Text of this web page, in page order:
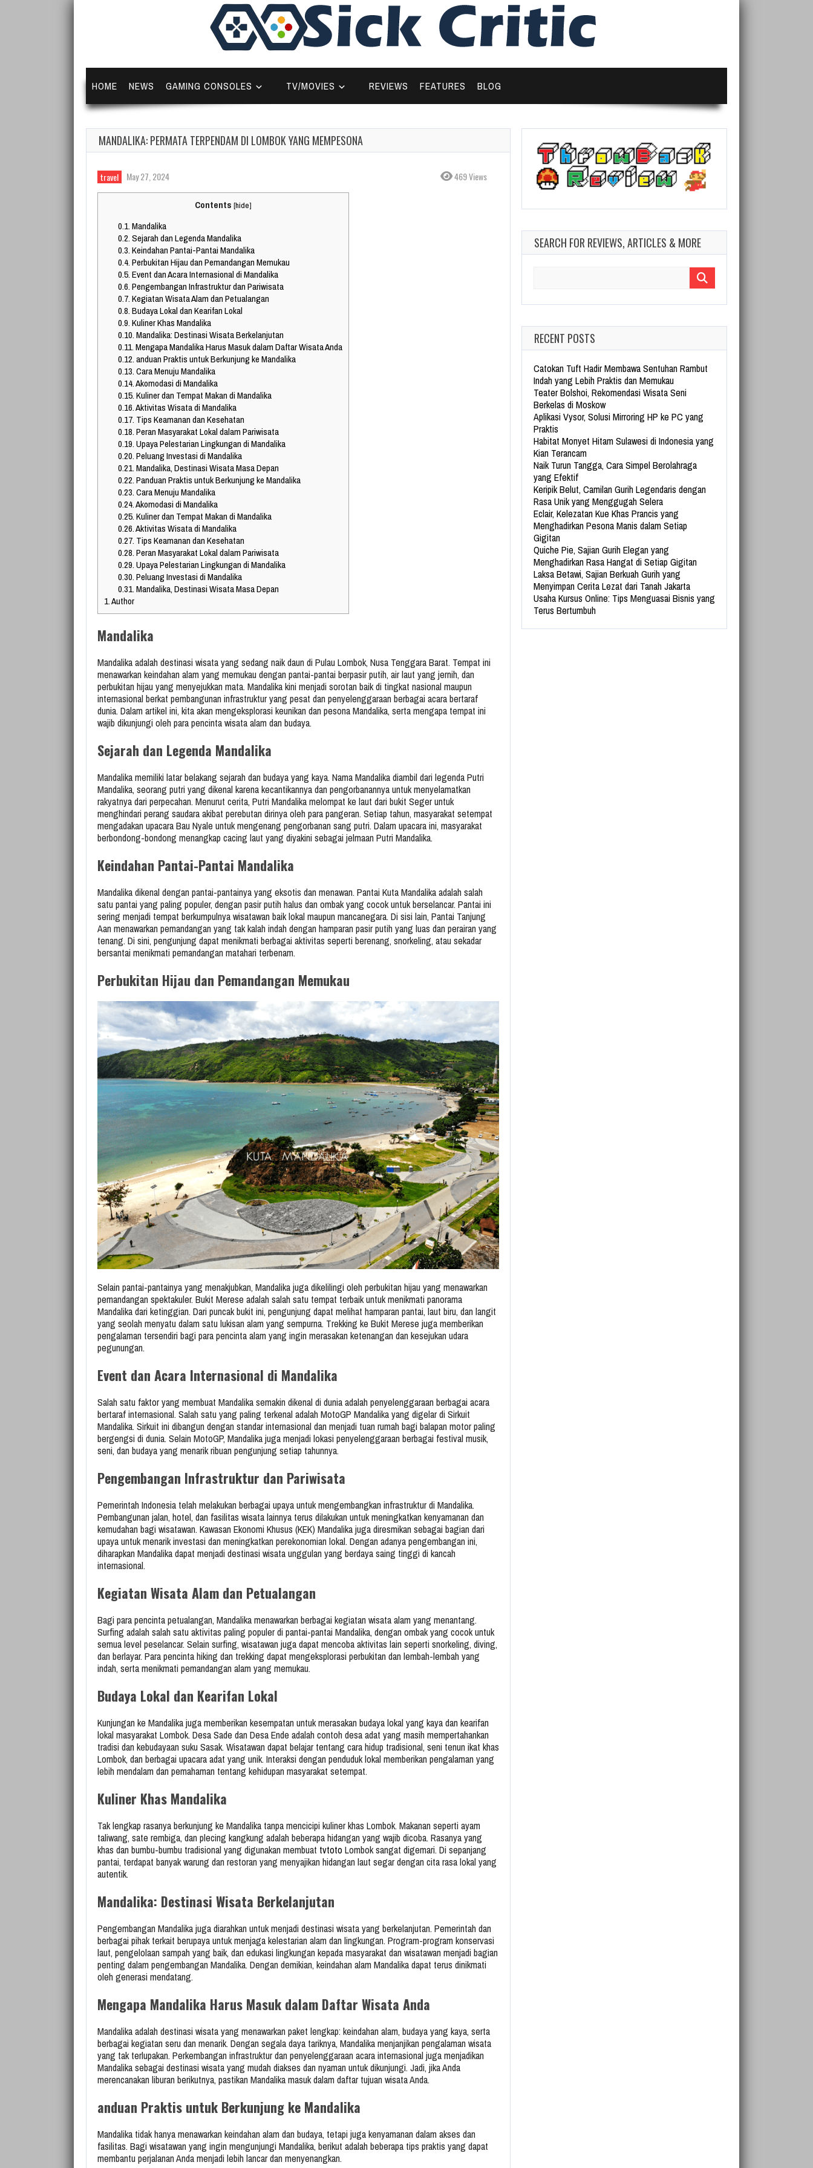
HOME NEWS GAMING CONSOLES TV/MOVIES REVIEWS FEATURES BLOG
MANDALIKA: PERMATA TERPENDAM DI LOMBOK YANG MEMPESONA
travel May 27, 2024 469 Views
Contents [hide]
0.1.Mandalika
0.2.Sejarah dan Legenda Mandalika
0.3.Keindahan Pantai-Pantai Mandalika
0.4.Perbukitan Hijau dan Pemandangan Memukau
0.5.Event dan Acara Internasional di Mandalika
0.6.Pengembangan Infrastruktur dan Pariwisata
0.7.Kegiatan Wisata Alam dan Petualangan
0.8.Budaya Lokal dan Kearifan Lokal
0.9.Kuliner Khas Mandalika
0.10.Mandalika: Destinasi Wisata Berkelanjutan
0.11.Mengapa Mandalika Harus Masuk dalam Daftar Wisata Anda
0.12.anduan Praktis untuk Berkunjung ke Mandalika
0.13.Cara Menuju Mandalika
0.14.Akomodasi di Mandalika
0.15.Kuliner dan Tempat Makan di Mandalika
0.16.Aktivitas Wisata di Mandalika
0.17. Tips Keamanan dan Kesehatan
0.18.Peran Masyarakat Lokal dalam Pariwisata
0.19.Upaya Pelestarian Lingkungan di Mandalika
0.20.Peluang Investasi di Mandalika
0.21.Mandalika, Destinasi Wisata Masa Depan
0.22.Panduan Praktis untuk Berkunjung ke Mandalika
0.23.Cara Menuju Mandalika
0.24.Akomodasi di Mandalika
0.25.Kuliner dan Tempat Makan di Mandalika
0.26.Aktivitas Wisata di Mandalika
0.27. Tips Keamanan dan Kesehatan
0.28.Peran Masyarakat Lokal dalam Pariwisata
0.29.Upaya Pelestarian Lingkungan di Mandalika
0.30.Peluang Investasi di Mandalika
0.31.Mandalika, Destinasi Wisata Masa Depan
1.Author
Mandalika
Mandalika adalah destinasi wisata yang sedang naik daun di Pulau Lombok, Nusa Tenggara Barat. Tempat ini
menawarkan keindahan alam yang memukau dengan pantai-pantai berpasir putih, air laut yang jernih, dan
perbukitan hijau yang menyejukkan mata. Mandalika kini menjadi sorotan baik di tingkat nasional maupun
internasional berkat pembangunan infrastruktur yang pesat dan penyelenggaraan berbagai acara bertaraf
dunia. Dalam artikel ini, kita akan mengeksplorasi keunikan dan pesona Mandalika, serta mengapa tempat ini
wajib dikunjungi oleh para pencinta wisata alam dan budaya.
Sejarah dan Legenda Mandalika
Mandalika memiliki latar belakang sejarah dan budaya yang kaya. Nama Mandalika diambil dari legenda Putri
Mandalika, seorang putri yang dikenal karena kecantikannya dan pengorbanannya untuk menyelamatkan
rakyatnya dari perpecahan. Menurut cerita, Putri Mandalika melompat ke laut dari bukit Seger untuk
menghindari perang saudara akibat perebutan dirinya oleh para pangeran. Setiap tahun, masyarakat setempat
mengadakan upacara Bau Nyale untuk mengenang pengorbanan sang putri. Dalam upacara ini, masyarakat
berbondong-bondong menangkap cacing laut yang diyakini sebagai jelmaan Putri Mandalika.
Keindahan Pantai-Pantai Mandalika
Mandalika dikenal dengan pantai-pantainya yang eksotis dan menawan. Pantai Kuta Mandalika adalah salah
satu pantai yang paling populer, dengan pasir putih halus dan ombak yang cocok untuk berselancar. Pantai ini
sering menjadi tempat berkumpulnya wisatawan baik lokal maupun mancanegara. Di sisi lain, Pantai Tanjung
Aan menawarkan pemandangan yang tak kalah indah dengan hamparan pasir putih yang luas dan perairan yang
tenang. Di sini, pengunjung dapat menikmati berbagai aktivitas seperti berenang, snorkeling, atau sekadar
bersantai menikmati pemandangan matahari terbenam.
Perbukitan Hijau dan Pemandangan Memukau
Selain pantai-pantainya yang menakjubkan, Mandalika juga dikelilingi oleh perbukitan hijau yang menawarkan
pemandangan spektakuler. Bukit Merese adalah salah satu tempat terbaik untuk menikmati panorama
Mandalika dari ketinggian. Dari puncak bukit ini, pengunjung dapat melihat hamparan pantai, laut biru, dan langit
yang seolah menyatu dalam satu lukisan alam yang sempurna. Trekking ke Bukit Merese juga memberikan
pengalaman tersendiri bagi para pencinta alam yang ingin merasakan ketenangan dan kesejukan udara
pegunungan.
Event dan Acara Internasional di Mandalika
Salah satu faktor yang membuat Mandalika semakin dikenal di dunia adalah penyelenggaraan berbagai acara
bertaraf internasional. Salah satu yang paling terkenal adalah MotoGP Mandalika yang digelar di Sirkuit
Mandalika. Sirkuit ini dibangun dengan standar internasional dan menjadi tuan rumah bagi balapan motor paling
bergengsi di dunia. Selain MotoGP, Mandalika juga menjadi lokasi penyelenggaraan berbagai festival musik,
seni, dan budaya yang menarik ribuan pengunjung setiap tahunnya.
Pengembangan Infrastruktur dan Pariwisata
Pemerintah Indonesia telah melakukan berbagai upaya untuk mengembangkan infrastruktur di Mandalika.
Pembangunan jalan, hotel, dan fasilitas wisata lainnya terus dilakukan untuk meningkatkan kenyamanan dan
kemudahan bagi wisatawan. Kawasan Ekonomi Khusus (KEK) Mandalika juga diresmikan sebagai bagian dari
upaya untuk menarik investasi dan meningkatkan perekonomian lokal. Dengan adanya pengembangan ini,
diharapkan Mandalika dapat menjadi destinasi wisata unggulan yang berdaya saing tinggi di kancah
internasional.
Kegiatan Wisata Alam dan Petualangan
Bagi para pencinta petualangan, Mandalika menawarkan berbagai kegiatan wisata alam yang menantang.
Surfing adalah salah satu aktivitas paling populer di pantai-pantai Mandalika, dengan ombak yang cocok untuk
semua level peselancar. Selain surfing, wisatawan juga dapat mencoba aktivitas lain seperti snorkeling, diving,
dan berlayar. Para pencinta hiking dan trekking dapat mengeksplorasi perbukitan dan lembah-lembah yang
indah, serta menikmati pemandangan alam yang memukau.
Budaya Lokal dan Kearifan Lokal
Kunjungan ke Mandalika juga memberikan kesempatan untuk merasakan budaya lokal yang kaya dan kearifan
lokal masyarakat Lombok. Desa Sade dan Desa Ende adalah contoh desa adat yang masih mempertahankan
tradisi dan kebudayaan suku Sasak. Wisatawan dapat belajar tentang cara hidup tradisional, seni tenun ikat khas
Lombok, dan berbagai upacara adat yang unik. Interaksi dengan penduduk lokal memberikan pengalaman yang
lebih mendalam dan pemahaman tentang kehidupan masyarakat setempat.
Kuliner Khas Mandalika
Tak lengkap rasanya berkunjung ke Mandalika tanpa mencicipi kuliner khas Lombok. Makanan seperti ayam
taliwang, sate rembiga, dan plecing kangkung adalah beberapa hidangan yang wajib dicoba. Rasanya yang
khas dan bumbu-bumbu tradisional yang digunakan membuat tvtoto Lombok sangat digemari. Di sepanjang
pantai, terdapat banyak warung dan restoran yang menyajikan hidangan laut segar dengan cita rasa lokal yang
autentik.
Mandalika: Destinasi Wisata Berkelanjutan
Pengembangan Mandalika juga diarahkan untuk menjadi destinasi wisata yang berkelanjutan. Pemerintah dan
berbagai pihak terkait berupaya untuk menjaga kelestarian alam dan lingkungan. Program-program konservasi
laut, pengelolaan sampah yang baik, dan edukasi lingkungan kepada masyarakat dan wisatawan menjadi bagian
penting dalam pengembangan Mandalika. Dengan demikian, keindahan alam Mandalika dapat terus dinikmati
oleh generasi mendatang.
Mengapa Mandalika Harus Masuk dalam Daftar Wisata Anda
Mandalika adalah destinasi wisata yang menawarkan paket lengkap: keindahan alam, budaya yang kaya, serta
berbagai kegiatan seru dan menarik. Dengan segala daya tariknya, Mandalika menjanjikan pengalaman wisata
yang tak terlupakan. Perkembangan infrastruktur dan penyelenggaraan acara internasional juga menjadikan
Mandalika sebagai destinasi wisata yang mudah diakses dan nyaman untuk dikunjungi. Jadi, jika Anda
merencanakan liburan berikutnya, pastikan Mandalika masuk dalam daftar tujuan wisata Anda.
anduan Praktis untuk Berkunjung ke Mandalika
Mandalika tidak hanya menawarkan keindahan alam dan budaya, tetapi juga kenyamanan dalam akses dan
fasilitas. Bagi wisatawan yang ingin mengunjungi Mandalika, berikut adalah beberapa tips praktis yang dapat
membantu perjalanan Anda menjadi lebih lancar dan menyenangkan.
SEARCH FOR REVIEWS, ARTICLES & MORE
RECENT POSTS
Catokan Tuft Hadir Membawa Sentuhan Rambut
Indah yang Lebih Praktis dan Memukau
Teater Bolshoi, Rekomendasi Wisata Seni
Berkelas di Moskow
Aplikasi Vysor, Solusi Mirroring HP ke PC yang
Praktis
Habitat Monyet Hitam Sulawesi di Indonesia yang
Kian Terancam
Naik Turun Tangga, Cara Simpel Berolahraga
yang Efektif
Keripik Belut, Camilan Gurih Legendaris dengan
Rasa Unik yang Menggugah Selera
Eclair, Kelezatan Kue Khas Prancis yang
Menghadirkan Pesona Manis dalam Setiap
Gigitan
Quiche Pie, Sajian Gurih Elegan yang
Menghadirkan Rasa Hangat di Setiap Gigitan
Laksa Betawi, Sajian Berkuah Gurih yang
Menyimpan Cerita Lezat dari Tanah Jakarta
Usaha Kursus Online: Tips Menguasai Bisnis yang
Terus Bertumbuh